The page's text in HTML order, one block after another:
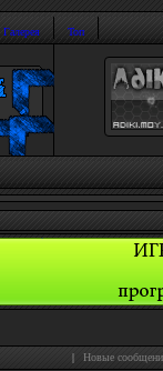
Галерея Топ
| Новые